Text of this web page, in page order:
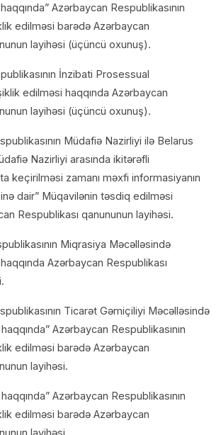
Azərbaycan Respublikasının
edilməsi barədə Azərbaycan
layihəsi (üçüncü oxunuş).
İnzibati Prosessual
edilməsi haqqında Azərbaycan
layihəsi (üçüncü oxunuş).
Müdafiə Nazirliyi ilə Belarus
Nazirliyi arasında ikitərəfli
keçirilməsi zamanı məxfi informasiyanın
dair” Müqavilənin təsdiq edilməsi
Respublikası qanununun layihəsi.
Miqrasiya Məcəlləsində
Azərbaycan Respublikası
Ticarət Gəmiçiliyi Məcəlləsində
Azərbaycan Respublikasının
edilməsi barədə Azərbaycan
layihəsi.
Azərbaycan Respublikasının
edilməsi barədə Azərbaycan
layihəsi.